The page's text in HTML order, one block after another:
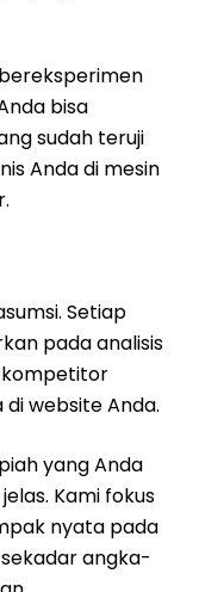
bisa
sudah teruji
Anda di mesin
Setiap
pada analisis
kompetitor
website Anda.
yang Anda
Kami fokus
nyata pada
angka-